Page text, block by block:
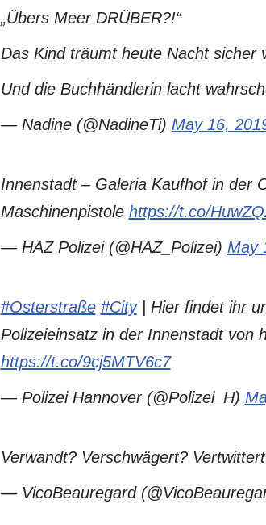
„Übers Meer DRÜBER?!“
Das Kind träumt heute Nacht sicher
Und die Buchhändlerin lacht
— Nadine (@NadineTi) May 16,
Innenstadt – Galeria Kaufhof in der
Maschinenpistole https://t.co/
— HAZ Polizei (@HAZ_Polizei) May
#Osterstraße #City| Hier findet ihr
Polizeieinsatz in der Innenstadt von
https://t.co/9cj5MTV6c7
— Polizei Hannover (@Polizei_H)
Verwandt? Verschwägert?
— VicoBeauregard